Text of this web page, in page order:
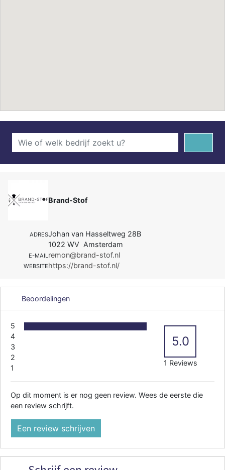
Brand-Stof
ADRESJohan van Hasseltweg 28B
1022 WV Amsterdam
E-MAILremon@brand-stof.nl
WEBSITEhttps://brand-stof.nl/
Beoordelingen
5
4
3
2
1
5.0
1 Reviews
Op dit moment is er nog geen review. Wees de eerste die
een review schrijft.
Een review schrijven